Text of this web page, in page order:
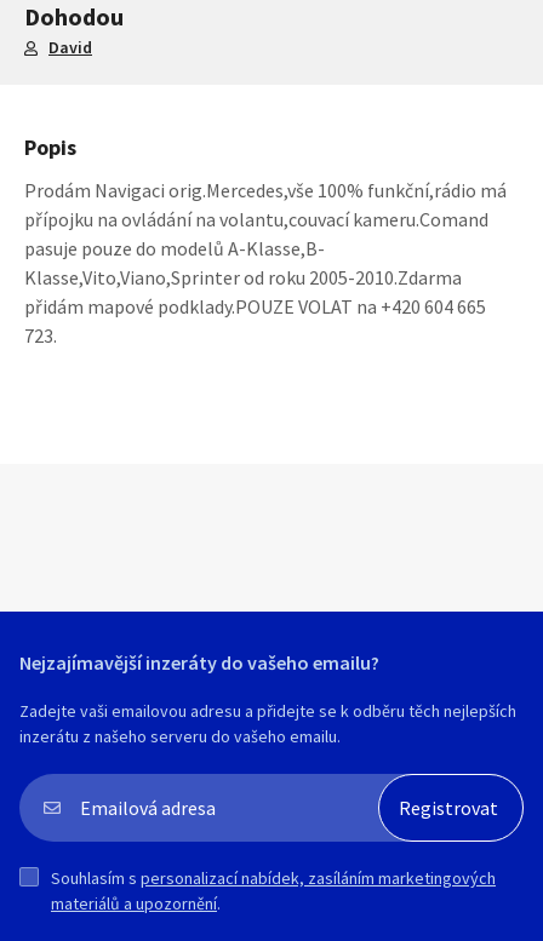
Dohodou
David
Popis
Prodám Navigaci orig.Mercedes,vše 100% funkční,rádio má
přípojku na ovládání na volantu,couvací kameru.Comand
pasuje pouze do modelů A-Klasse,B-
Klasse,Vito,Viano,Sprinter od roku 2005-2010.Zdarma
přidám mapové podklady.POUZE VOLAT na +420 604 665
723.
Nejzajímavější inzeráty do vašeho emailu?
Zadejte vaši emailovou adresu a přidejte se k odběru těch nejlepších
inzerátu z našeho serveru do vašeho emailu.
Souhlasím s personalizací nabídek, zasíláním marketingových
materiálů a upozornění.